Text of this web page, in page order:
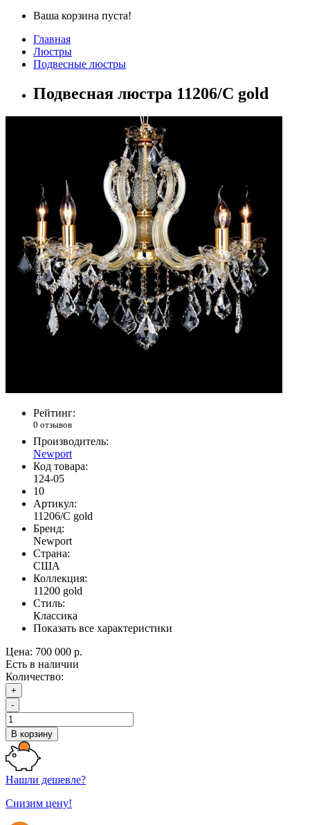
Ваша корзина пуста!
Главная
Люстры
Подвесные люстры
Подвесная люстра 11206/С gold
Рейтинг:
0 отзывов
Производитель:
Newport
Код товара:
124-05
10
Артикул:
11206/С gold
Бренд:
Newport
Страна:
США
Коллекция:
11200 gold
Стиль:
Классика
Показать все характеристики
Цена: 700 000 р.
Есть в наличии
Количество:
+
-
В корзину
Нашли дешевле?
Снизим цену!